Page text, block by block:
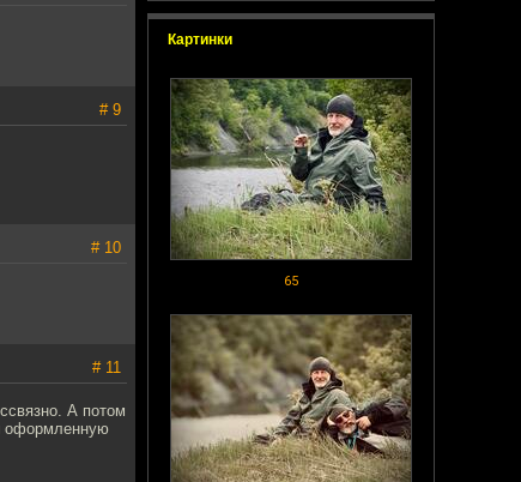
Картинки
65
# 9
# 10
# 11
А потом
оформленную